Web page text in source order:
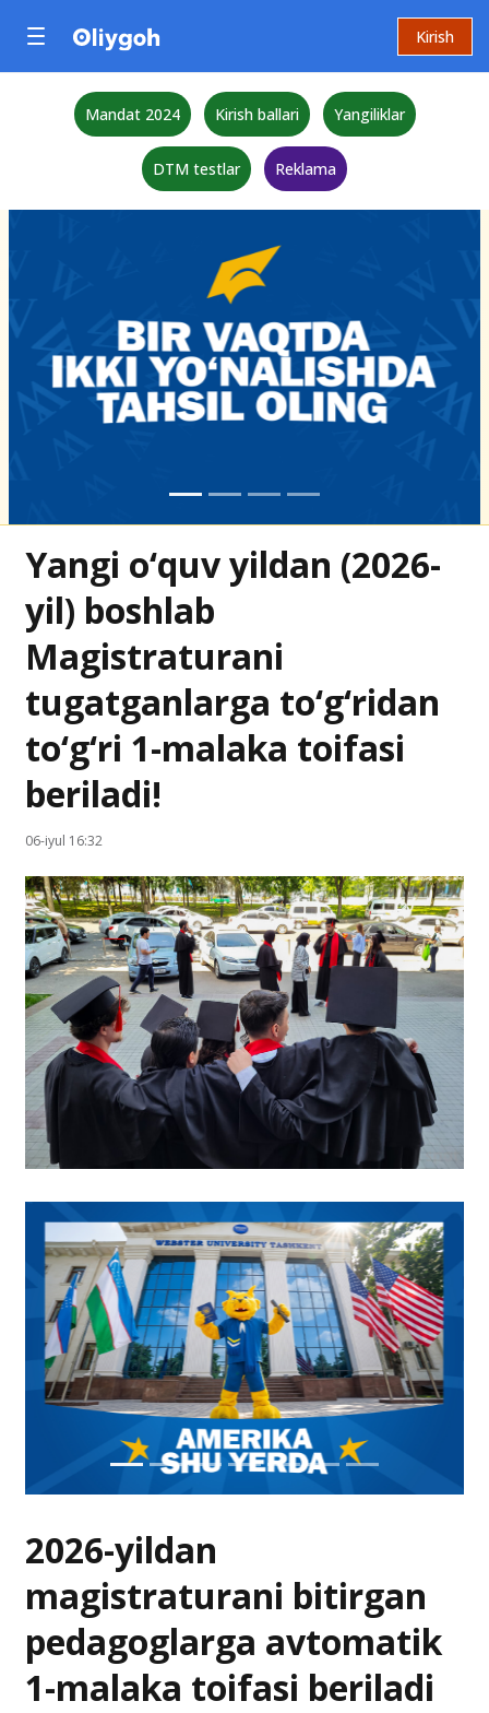
Kirish
Mandat 2024 Kirish ballari Yangiliklar
DTM testlar Reklama
Yangi o‘quv yildan (2026-
yil) boshlab
Magistraturani
tugatganlarga to‘g‘ridan
to‘g‘ri 1-malaka toifasi
beriladi!
06-iyul 16:32
2026-yildan
magistraturani bitirgan
pedagoglarga avtomatik
1-malaka toifasi beriladi